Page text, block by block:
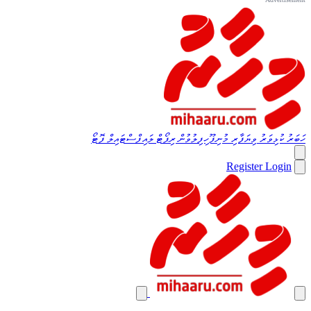
ހަބަރުކުޅިވަރު ވިޔަފާރި މުނިފޫހިފިލުވުންރިޕޯޓް ލައިފްސްޓައިލް ފޮޓޯ
RegisterLogin